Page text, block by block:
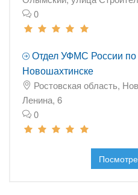
0
Отдел УФМС России
Новошахтинске
Ростовская область,
Ленина, 6
0